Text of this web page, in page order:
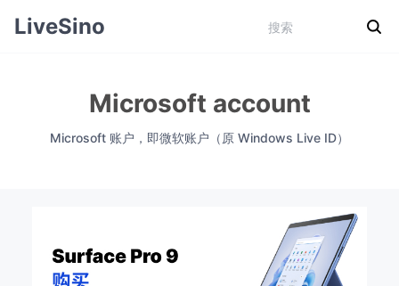
LiveSino
Microsoft account
Microsoft 账户，即微软账户（原 Windows Live ID）